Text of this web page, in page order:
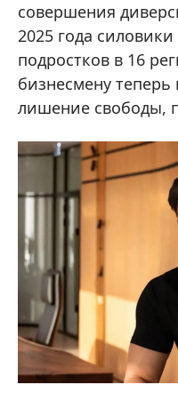
совершения
2025 года
подростков в 16
бизнесмену
лишение свободы,